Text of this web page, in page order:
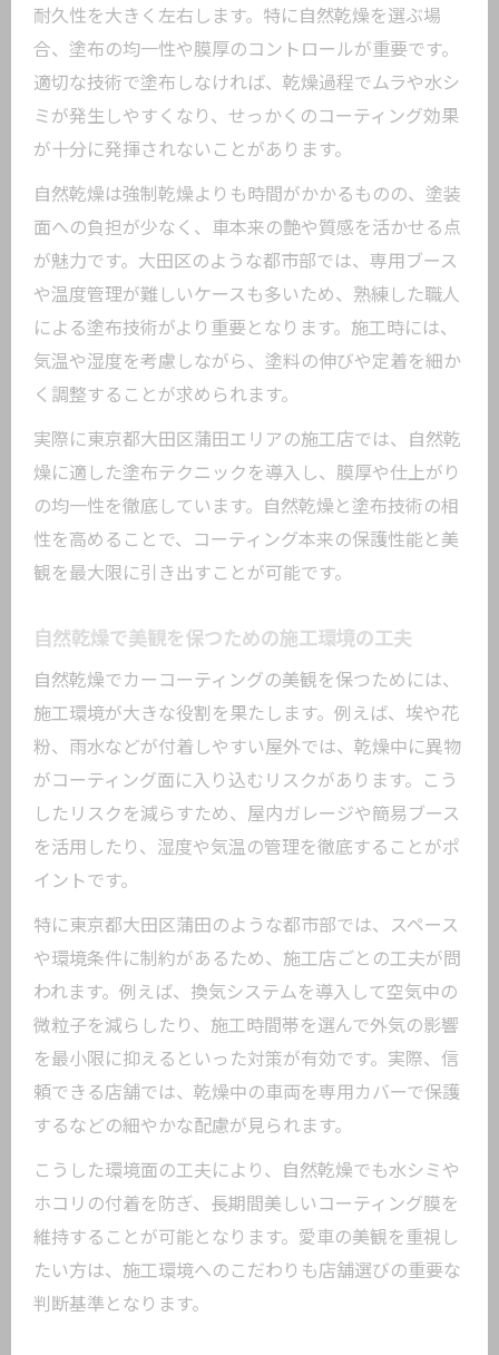
耐久性を大きく左右します。特に自然乾燥を選ぶ場
合、塗布の均一性や膜厚のコントロールが重要です。
適切な技術で塗布しなければ、乾燥過程でムラや水シ
ミが発生しやすくなり、せっかくのコーティング効果
が十分に発揮されないことがあります。
自然乾燥は強制乾燥よりも時間がかかるものの、塗装
面への負担が少なく、車本来の艶や質感を活かせる点
が魅力です。大田区のような都市部では、専用ブース
や温度管理が難しいケースも多いため、熟練した職人
による塗布技術がより重要となります。施工時には、
気温や湿度を考慮しながら、塗料の伸びや定着を細か
く調整することが求められます。
実際に東京都大田区蒲田エリアの施工店では、自然乾
燥に適した塗布テクニックを導入し、膜厚や仕上がり
の均一性を徹底しています。自然乾燥と塗布技術の相
性を高めることで、コーティング本来の保護性能と美
観を最大限に引き出すことが可能です。
自然乾燥で美観を保つための施工環境の工夫
自然乾燥でカーコーティングの美観を保つためには、
施工環境が大きな役割を果たします。例えば、埃や花
粉、雨水などが付着しやすい屋外では、乾燥中に異物
がコーティング面に入り込むリスクがあります。こう
したリスクを減らすため、屋内ガレージや簡易ブース
を活用したり、湿度や気温の管理を徹底することがポ
イントです。
特に東京都大田区蒲田のような都市部では、スペース
や環境条件に制約があるため、施工店ごとの工夫が問
われます。例えば、換気システムを導入して空気中の
微粒子を減らしたり、施工時間帯を選んで外気の影響
を最小限に抑えるといった対策が有効です。実際、信
頼できる店舗では、乾燥中の車両を専用カバーで保護
するなどの細やかな配慮が見られます。
こうした環境面の工夫により、自然乾燥でも水シミや
ホコリの付着を防ぎ、長期間美しいコーティング膜を
維持することが可能となります。愛車の美観を重視し
たい方は、施工環境へのこだわりも店舗選びの重要な
判断基準となります。